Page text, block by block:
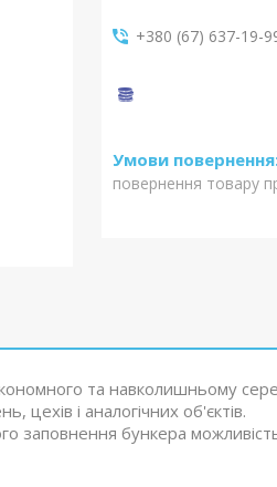
+380 (67) 637-19-
повернення товару
та навколишньому
і аналогічних об'єктів.
заповнення бункера